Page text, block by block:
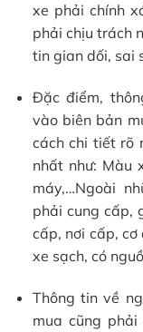
xe phải chính
phải chịu trách
tin gian dối, sai
Đặc điểm,
vào biên bản
cách chi tiết rõ
nhất như: Màu
máy,…Ngoài
phải cung cấp,
cấp, nơi cấp,
xe sạch, có
Thông tin về
mua cũng